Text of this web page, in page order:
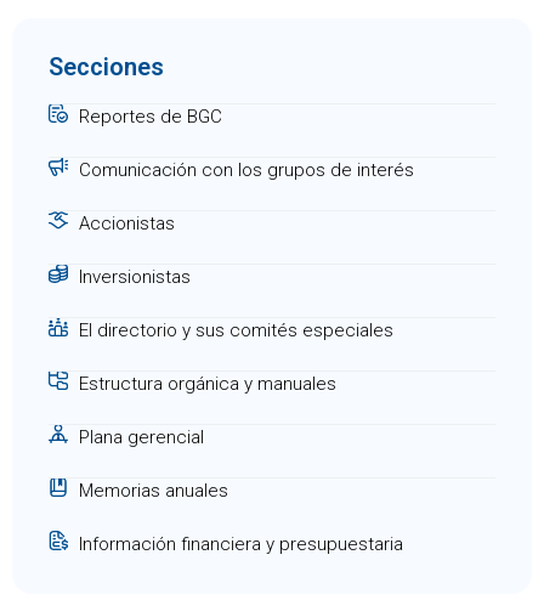
Secciones
Reportes de BGC
Comunicación con los grupos de interés
Accionistas
Inversionistas
El directorio y sus comités especiales
Estructura orgánica y manuales
Plana gerencial
Memorias anuales
Información financiera y presupuestaria